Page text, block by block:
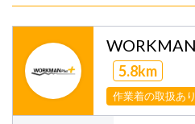
5.8km
作業着の取扱あり